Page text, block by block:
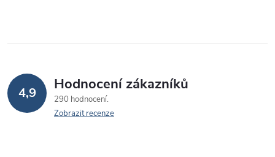
k
v
ý
4,9 Hodnocení zákazníků
290 hodnocení
Zobrazit recenze